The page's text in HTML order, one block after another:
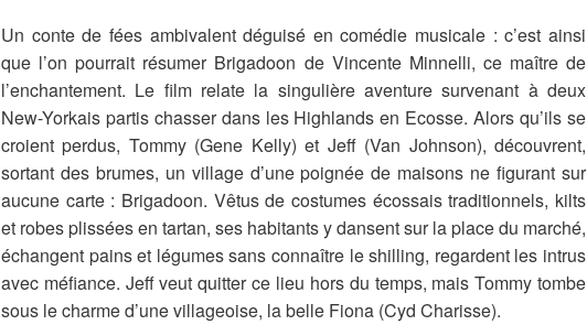
Un conte de fées ambivalent déguisé en comédie musicale : c’est ainsi
que l’on pourrait résumer Brigadoon de Vincente Minnelli, ce maître de
l’enchantement. Le film relate la singulière aventure survenant à deux
New-Yorkais partis chasser dans les Highlands en Ecosse. Alors qu’ils se
croient perdus, Tommy (Gene Kelly) et Jeff (Van Johnson), découvrent,
sortant des brumes, un village d’une poignée de maisons ne figurant sur
aucune carte : Brigadoon. Vêtus de costumes écossais traditionnels, kilts
et robes plissées en tartan, ses habitants y dansent sur la place du marché,
échangent pains et légumes sans connaître le shilling, regardent les intrus
avec méfiance. Jeff veut quitter ce lieu hors du temps, mais Tommy tombe
sous le charme d’une villageoise, la belle Fiona (Cyd Charisse).